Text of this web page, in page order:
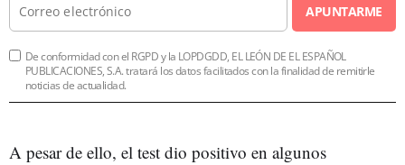
APUNTARME
De conformidad con el RGPD y la LOPDGDD, EL LEÓN DE EL ESPAÑOL
PUBLICACIONES, S.A. tratará los datos facilitados con la finalidad de remitirle
noticias de actualidad.
A pesar de ello, el test dio positivo en algunos